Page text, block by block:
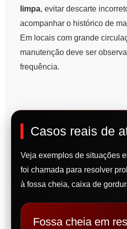
limpa, evitar descarte
acompanhar o histórico de
Em locais com grande
manutenção deve ser
frequência.
Casos reais de
Veja exemplos de situações
foi chamada para resolver
à fossa cheia, caixa de
Fossa cheia em